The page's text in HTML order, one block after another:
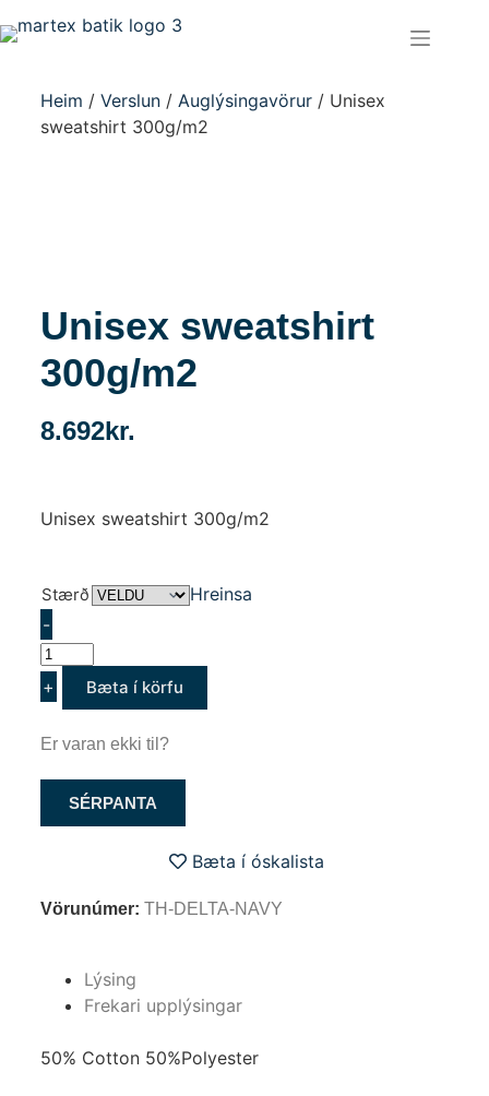
Heim / Verslun/ Auglýsingavörur/ Unisex
sweatshirt 300g/m2
Unisex sweatshirt
300g/m2
8.692kr.
Unisex sweatshirt 300g/m2
Stærð
Hreinsa
-
+ Bæta í körfu
Er varan ekki til?
SÉRPANTA
Bæta í óskalista
Vörunúmer: TH-DELTA-NAVY
Lýsing
Frekari upplýsingar
50% Cotton 50%Polyester